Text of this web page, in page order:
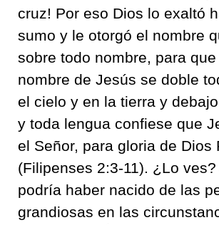
cruz! Por eso Dios lo exaltó
sumo y le otorgó el nombre
sobre todo nombre, para
nombre de Jesús se doble
el cielo y en la tierra y
y toda lengua confiese que
el Señor, para gloria de Dios
(Filipenses 2:3-11). ¿Lo
podría haber nacido de las
grandiosas en las